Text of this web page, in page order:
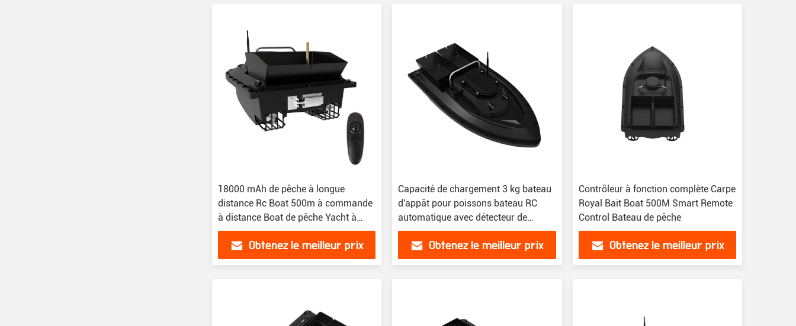
18000 mAh de pêche à longue
distance Rc Boat 500m à commande
à distance Boat de pêche Yacht à
double bac
Obtenez le meilleur prix
Capacité de chargement 3 kg bateau
d'appât pour poissons bateau RC
automatique avec détecteur de
poissons
Obtenez le meilleur prix
Contrôleur à fonction complète Carpe
Royal Bait Boat 500M Smart Remote
Control Bateau de pêche
Obtenez le meilleur prix